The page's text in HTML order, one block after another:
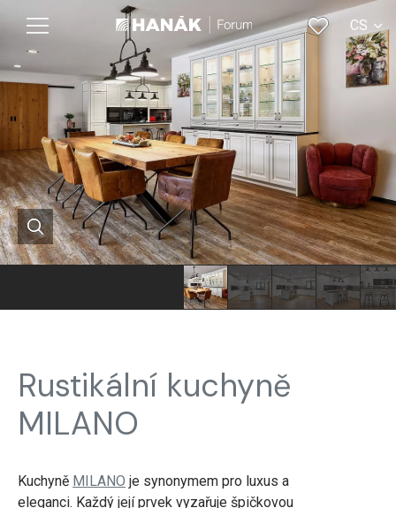
CS
EN
Rustikální kuchyně
MILANO
Kuchyně MILANO je synonymem pro luxus a
eleganci. Každý její prvek vyzařuje špičkovou